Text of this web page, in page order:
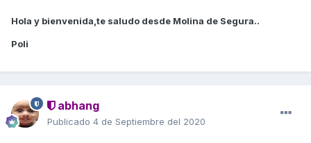
Hola y bienvenida,te saludo desde Molina de Segura..
Poli
abhang
Publicado 4 de Septiembre del 2020